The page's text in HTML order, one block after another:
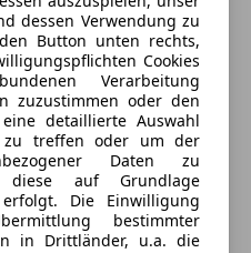
Grau
SOPHISTOGRAU
BRILLANTEFFEKT ME
Metallic
dessen Verwendung zu
Button unten rechts,
Cookies
Verarbeitung
zuzustimmen oder den
detaillierte Auswahl
zu treffen oder um der
Daten zu
diese auf Grundlage
Die Einwilligung
bestimmter
in Drittländer, u.a. die